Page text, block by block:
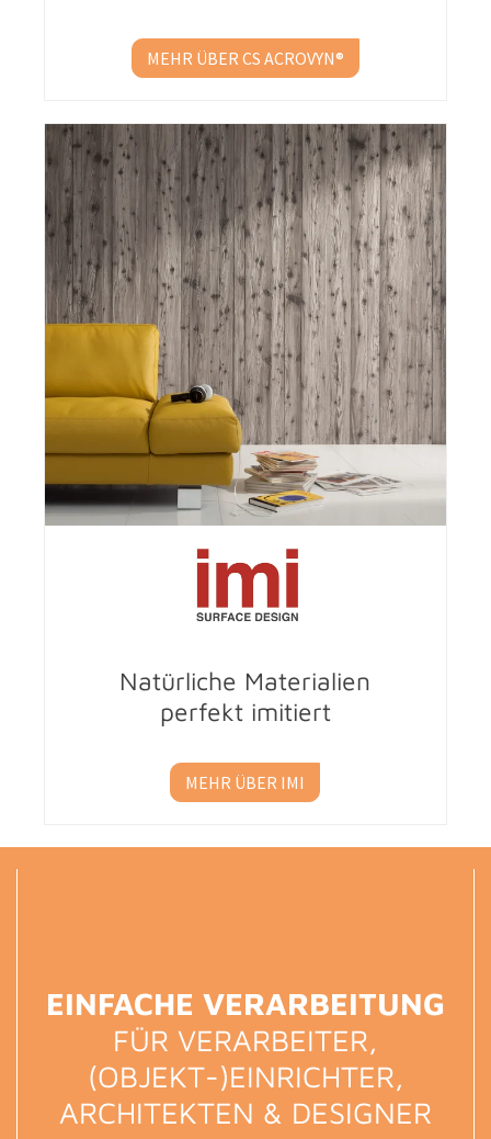
MEHR ÜBER CS ACROVYN®
Natürliche Materialien
perfekt imitiert
MEHR ÜBER IMI
EINFACHE VERARBEITUNG
FÜR VERARBEITER,
(OBJEKT-)EINRICHTER,
ARCHITEKTEN & DESIGNER